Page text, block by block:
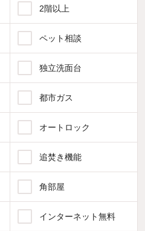
2階以上
ペット相談
独立洗面台
都市ガス
オートロック
追焚き機能
角部屋
インターネット無料